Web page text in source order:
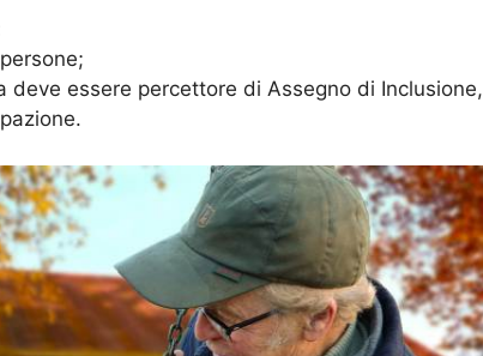
deve essere percettore di Assegno di Inclusione,